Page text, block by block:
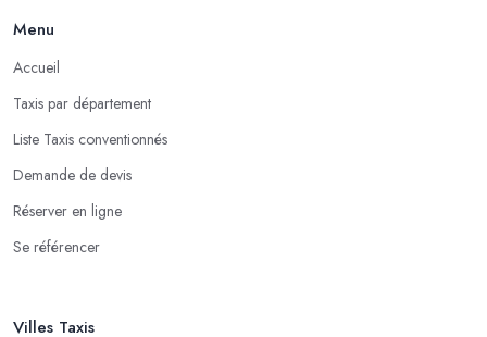
Menu
Accueil
Taxis par département
Liste Taxis conventionnés
Demande de devis
Réserver en ligne
Se référencer
Villes Taxis